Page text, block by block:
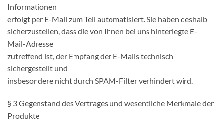
Informationen
erfolgt per E-Mail zum Teil automatisiert. Sie haben deshalb
sicherzustellen, dass die von Ihnen bei uns hinterlegte E-
Mail-Adresse
zutreffend ist, der Empfang der E-Mails technisch
sichergestellt und
insbesondere nicht durch SPAM-Filter verhindert wird.
§ 3 Gegenstand des Vertrages und wesentliche Merkmale der
Produkte